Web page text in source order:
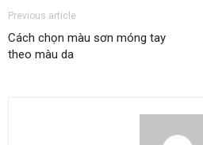
Previous article
Cách chọn màu sơn móng tay
theo màu da